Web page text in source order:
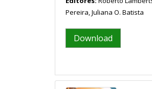
Pereira, Juliana O. Batista
Download